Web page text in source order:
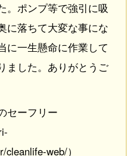
。ポンプ等で強引に吸
に落ちて大変な事にな
に一生懸命に作業して
ました。ありがとうご
セーフリー
web/）